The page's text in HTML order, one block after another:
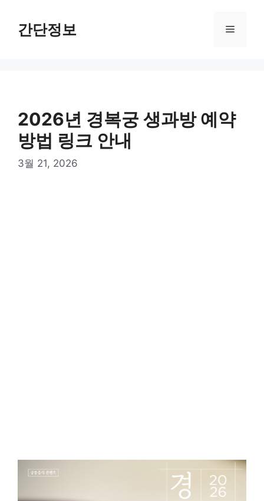
간단정보 메
2026년 경복궁 생과방 예약
방법 링크 안내
3월 21, 2026